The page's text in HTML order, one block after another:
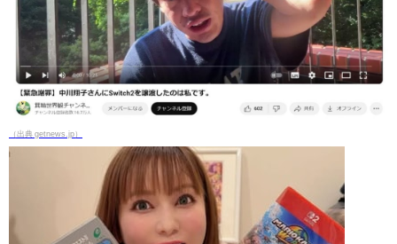
（出典 getnews.jp）